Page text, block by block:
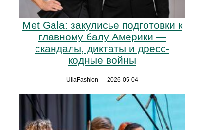
Met Gala: закулисье подготовки к
главному балу Америки —
скандалы, диктаты и дресс-
кодные войны
UllaFashion — 2026-05-04